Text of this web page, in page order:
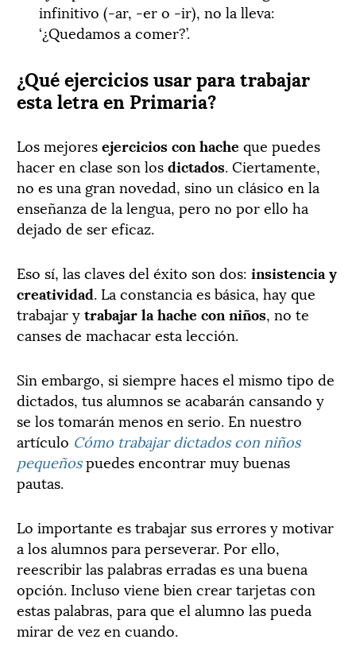
infinitivo (-ar, -er o -ir), no la lleva:
‘¿Quedamos a comer?’.
¿Qué ejercicios usar para trabajar
esta letra en Primaria?
Los mejoresejercicios con hache que puedes
hacer en clase son losdictados. Ciertamente,
no es una gran novedad, sino un clásico en la
enseñanza de la lengua, pero no por ello ha
dejado de ser eficaz.
Eso sí, las claves del éxito son dos: insistencia y
creatividad. La constancia es básica, hay que
trabajar ytrabajar la hache con niños, no te
canses de machacar esta lección.
Sin embargo, si siempre haces el mismo tipo de
dictados, tus alumnos se acabarán cansando y
se los tomarán menos en serio. En nuestro
artículo Cómo trabajar dictados con niños
pequeñospuedes encontrar muy buenas
pautas.
Lo importante es trabajar sus errores y motivar
a los alumnos para perseverar. Por ello,
reescribir las palabras erradas es una buena
opción. Incluso viene bien crear tarjetas con
estas palabras, para que el alumno las pueda
mirar de vez en cuando.